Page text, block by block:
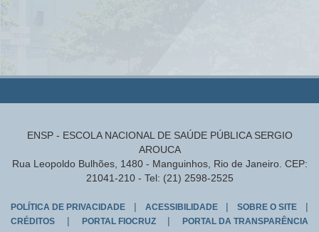
ENSP - ESCOLA NACIONAL DE SAÚDE PÚBLICA SERGIO
AROUCA
Rua Leopoldo Bulhões, 1480 - Manguinhos, Rio de Janeiro. CEP:
21041-210 - Tel: (21) 2598-2525
POLÍTICA DE PRIVACIDADE | ACESSIBILIDADE | SOBRE O SITE |
CRÉDITOS | PORTAL FIOCRUZ | PORTAL DA TRANSPARÊNCIA